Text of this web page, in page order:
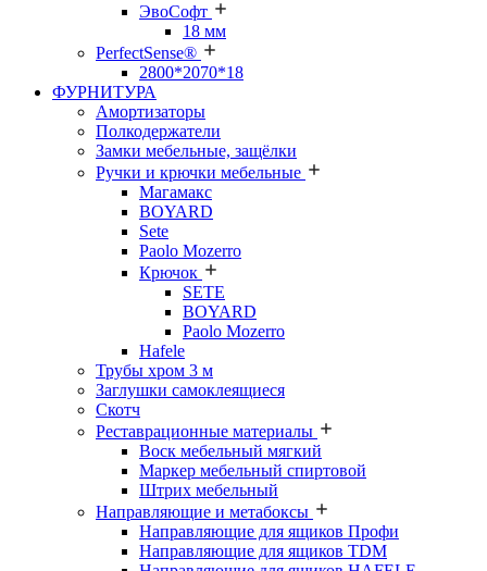
ЭвоСофт
18 мм
PerfectSense®
2800*2070*18
ФУРНИТУРА
Амортизаторы
Полкодержатели
Замки мебельные, защёлки
Ручки и крючки мебельные
Магамакс
BOYARD
Sete
Paolo Mozerro
Крючок
SETE
BOYARD
Paolo Mozerro
Hafele
Трубы хром 3 м
Заглушки самоклеящиеся
Скотч
Реставрационные материалы
Воск мебельный мягкий
Маркер мебельный спиртовой
Штрих мебельный
Направляющие и метабоксы
Направляющие для ящиков Профи
Направляющие для ящиков TDM